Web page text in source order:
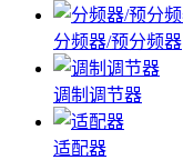
分频器/预分频器
调制调节器
适配器